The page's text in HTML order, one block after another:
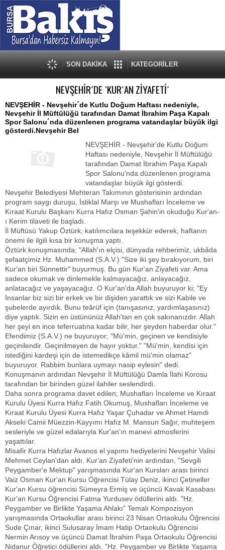
SON DAKİKA KATEGORİLER
NEVŞEHİR´DE `KUR´AN ZİYAFETİ´
NEVŞEHİR - Nevşehir´de Kutlu Doğum Haftası nedeniyle,
Nevşehir İl Müftülüğü tarafından Damat İbrahim Paşa Kapalı
Spor Salonu´nda düzenlenen programa vatandaşlar büyük ilgi
gösterdi.Nevşehir Bel
NEVŞEHİR - Nevşehir'de Kutlu Doğum
Haftası nedeniyle, Nevşehir İl Müftülüğü
tarafından Damat İbrahim Paşa Kapalı
Spor Salonu'nda düzenlenen programa
vatandaşlar büyük ilgi gösterdi.
Nevşehir Belediyesi Mehteran Takımının gösterisinin ardından
program saygı duruşu, İstiklal Marşı ve Mushafları İnceleme ve
Kıraat Kurulu Başkanı Kurra Hafız Osman Şahin'in okuduğu Kur'an-
ı Kerim tilaveti ile başladı.
İl Müftüsü Yakup Öztürk; katılımcılara teşekkür ederek, haftanın
önemi ile ilgili kısa bir konuşma yaptı.
Öztürk konuşmasında; "Allah'ın elçisi, dünyada rehberimiz, ukbâda
şefaatçimiz Hz. Muhammed (S.A.V.) "Size iki şey bırakıyorum, biri
Kur'an biri Sünnettir" buyurmuş. Bu gün Kur'an Ziyafeti var. Ama
sadece okumak ve dinlemekle kalmayacağız, anlayacağız,
anlatacağız ve yaşayacağız. O Kur'an'da Allah buyuruyor ki; "Ey
İnsanlar biz sizi bir erkek ve bir dişiden yarattık ve sizi Kabile ve
şubelerde ayırdık. Bunu teârüf için (tanışasınız, yardımlaşasınız)
diye yaptık. Sizin en üstününüz Allah'tan en çok sakınanızdır. Allah
her şeyi en ince teferruatına kadar bilir, her şeyden haberdar olur."
Efendimiz (S.A.V.) ne buyuruyor; "Mü'min, geçinen ve kendisiyle
geçinilendir. Geçinilmeyen de hayır yoktur." "Mü'min, kendisi için
istediğini kardeşi için de istemedikçe kâmil mü'min olamaz"
buyuruyor. Rabbim bunlara uymayı nasip eylesin" dedi.
Konuşmanın ardından Nevşehir İl Müftülüğü Damla İlahi Korosu
tarafından bir birinden güzel ilahiler seslendirdi.
Daha sonra programa davet edilen; Mushafları İnceleme ve Kıraat
Kurulu Üyesi Kurra Hafız Fatih Okumuş, Mushafları İnceleme ve
Kıraat Kurulu Üyesi Kurra Hafız Yaşar Çuhadar ve Ahmet Hamdi
Akseki Camii Müezzin-Kayyımı Hafız M. Mansun Sağır, muhteşem
sesleriyle ve güzel edalarıyla Kur'an'ın manevi atmosferini
yaşattılar.
Misafir Kurra Hafızlar Avanos el yapımı hediyelerini Nevşehir Valisi
Mehmet Ceylan'dan aldı. Kur'an Ziyafeti'nin ardından, "Sevgili
Peygamber'e Mektup" yarışmasında Kur'an Kursları arası birinci
Vaiz Osman Kur'an Kursu Öğrencisi Tülay Deniz, ikinci Çetineller
Kur'an Kursu öğrencisi Sümeyra Ermiş ve üçüncü Kavak Kasabası
Kur'an Kursu Öğrencisi Fatma Yurdusev ödüllerini aldı. "Hz.
Peygamber ve Birlikte Yaşama Ahlakı" Temalı Kompozisyon
yarışmasında Ortaokullar arası birinci 23 Nisan Ortaokulu Öğrencisi
Sude Çınar, ikinci Sulusaray İmam Hatip Ortaokulu Öğrencisi
Nermin Arısoy ve üçüncü Damat İbrahim Paşa Ortaokulu Öğrencisi
Nidanur Öğretici ödüllerini aldı. "Hz. Peygamber ve Birlikte Yaşama